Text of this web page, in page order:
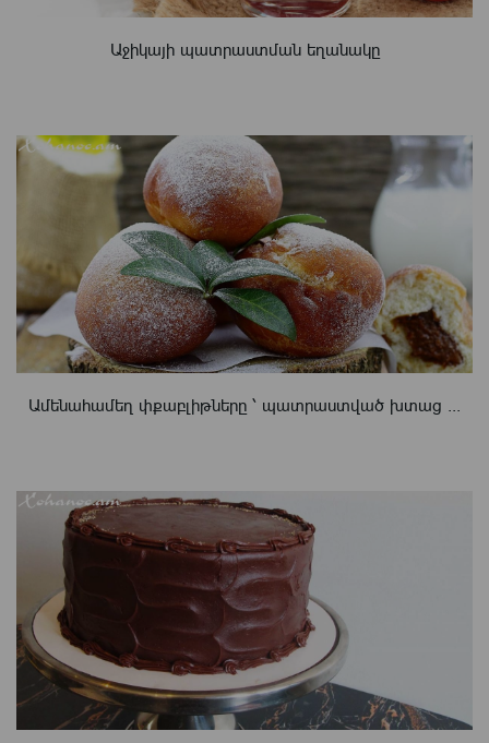
Աջիկայի պատրաստման եղանակը
Ամենահամեղ փքաբլիթները ՝ պատրաստված խտաց ...